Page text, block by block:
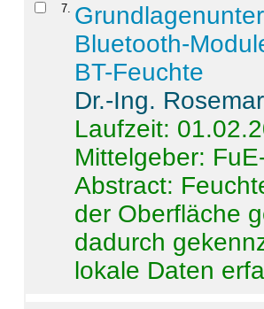
7
Bluetooth-
BT-Feuchte
Dr.-Ing.
Laufzeit:
Mittelgeber:
Abstract:
der Oberfläche
dadurch
lokale Daten